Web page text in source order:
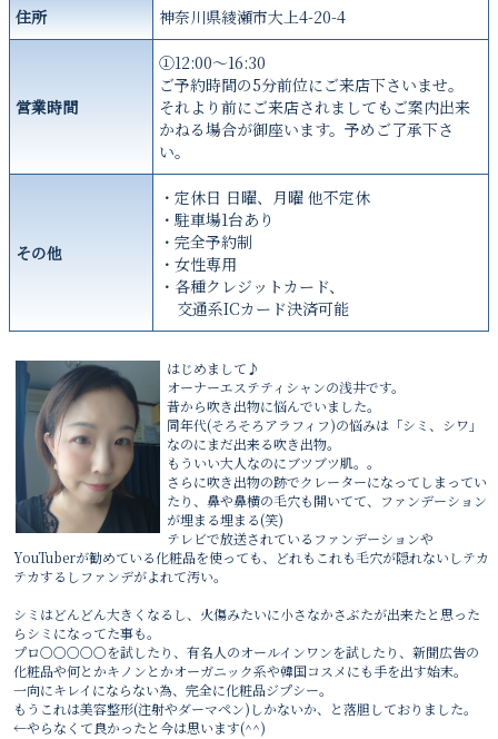
住所 神奈川県綾瀬市大上4-20-4
営業時間
①12:00～16:30
ご予約時間の5分前位にご来店下さいませ。
それより前にご来店されましてもご案内出来
かねる場合が御座います。予めご了承下さ
い。
その他
・定休日 日曜、月曜 他不定休
・駐車場1台あり
・完全予約制
・女性専用
・各種クレジットカード、
交通系ICカード決済可能
はじめまして♪
オーナーエステティシャンの浅井です。
昔から吹き出物に悩んでいました。
同年代(そろそろアラフィフ)の悩みは「シミ、シワ」
なのにまだ出来る吹き出物。
もういい大人なのにブツブツ肌。。
さらに吹き出物の跡でクレーターになってしまってい
たり、鼻や鼻横の毛穴も開いてて、ファンデーション
が埋まる埋まる(笑)
テレビで放送されているファンデーションや
YouTuberが勧めている化粧品を使っても、どれもこれも毛穴が隠れないしテカ
テカするしファンデがよれて汚い。
シミはどんどん大きくなるし、火傷みたいに小さなかさぶたが出来たと思った
らシミになってた事も。
プロ○○○○○を試したり、有名人のオールインワンを試したり、新聞広告の
化粧品や何とかキノンとかオーガニック系や韓国コスメにも手を出す始末。
一向にキレイにならない為、完全に化粧品ジプシー。
もうこれは美容整形(注射やダーマペン)しかないか、と落胆しておりました。
←やらなくて良かったと今は思います(^^)